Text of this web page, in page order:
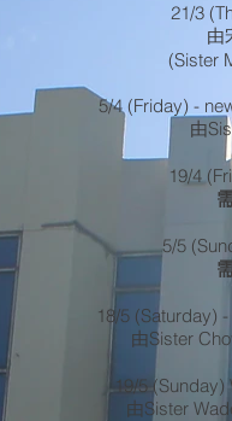
21/3
由
(Sister
5/4 (Friday) -
由
19/4
5/5
18/5 (Saturday)
由Sister
19/5
由Sister